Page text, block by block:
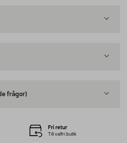
frågor)
Fri retur
Till valfri butik